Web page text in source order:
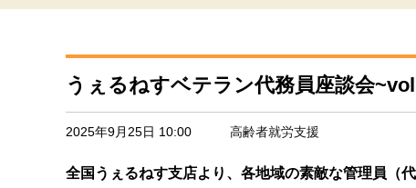
うぇるねすベテラン代務員座談会
2025年9月25日 10:00 高齢者就労支援
全国うぇるねす支店より、各地域の素敵な管理員（